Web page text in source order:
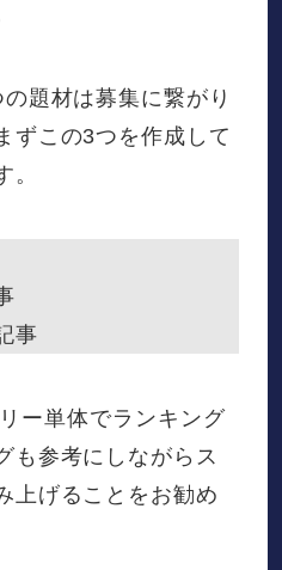
題材は募集に繋がり
ずこの3つを作成して
。
事
ー単体でランキング
も参考にしながらス
上げることをお勧め